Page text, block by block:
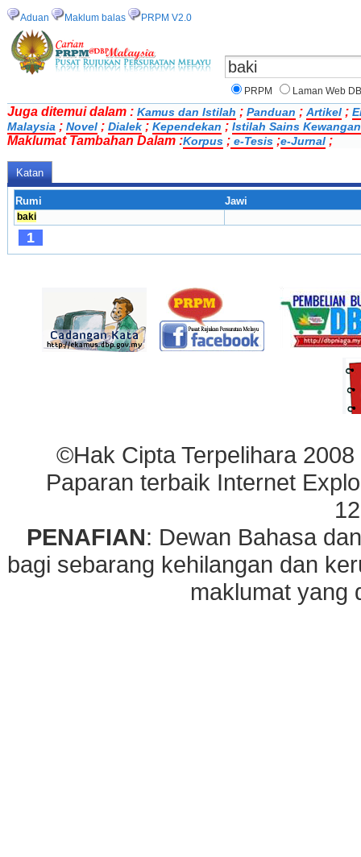
Aduan Maklum balas PRPM V2.0
PRPM Laman Web
Juga ditemui dalam : Kamus dan Istilah ; Panduan ; Artikel ;
Malaysia ; Novel ; Dialek ; Kependekan ; Istilah Sains Kewangan
Maklumat Tambahan Dalam :Korpus ; e-Tesis ;e-Jurnal ;
Katan
Rumi Jawi
baki
1
©Hak Cipta Terpelihara
Paparan terbaik Internet
PENAFIAN: Dewan Bahasa
bagi sebarang kehilangan dan
maklumat yang